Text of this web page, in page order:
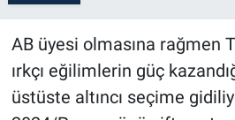
AB üyesi olmasına rağmen
ırkçı eğilimlerin güç
üstüste altıncı seçime